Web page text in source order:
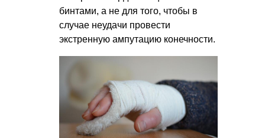
бинтами, а не для того, чтобы в
случае неудачи провести
экстренную ампутацию конечности.